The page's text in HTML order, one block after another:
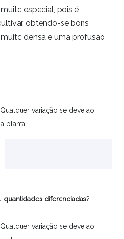
especial, pois é
obtendo-se bons
densa e uma profusão
variação se deve ao
planta.
quantidades diferenciadas?
variação se deve ao